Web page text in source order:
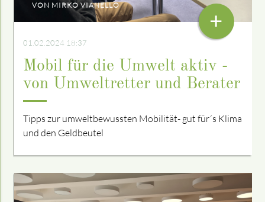
VON MIRKO VIANELLO
01.02.2024 18:37
Mobil für die Umwelt aktiv -
von Umweltretter und Berater
Tipps zur umweltbewussten Mobilität- gut für´s Klima
und den Geldbeutel
+